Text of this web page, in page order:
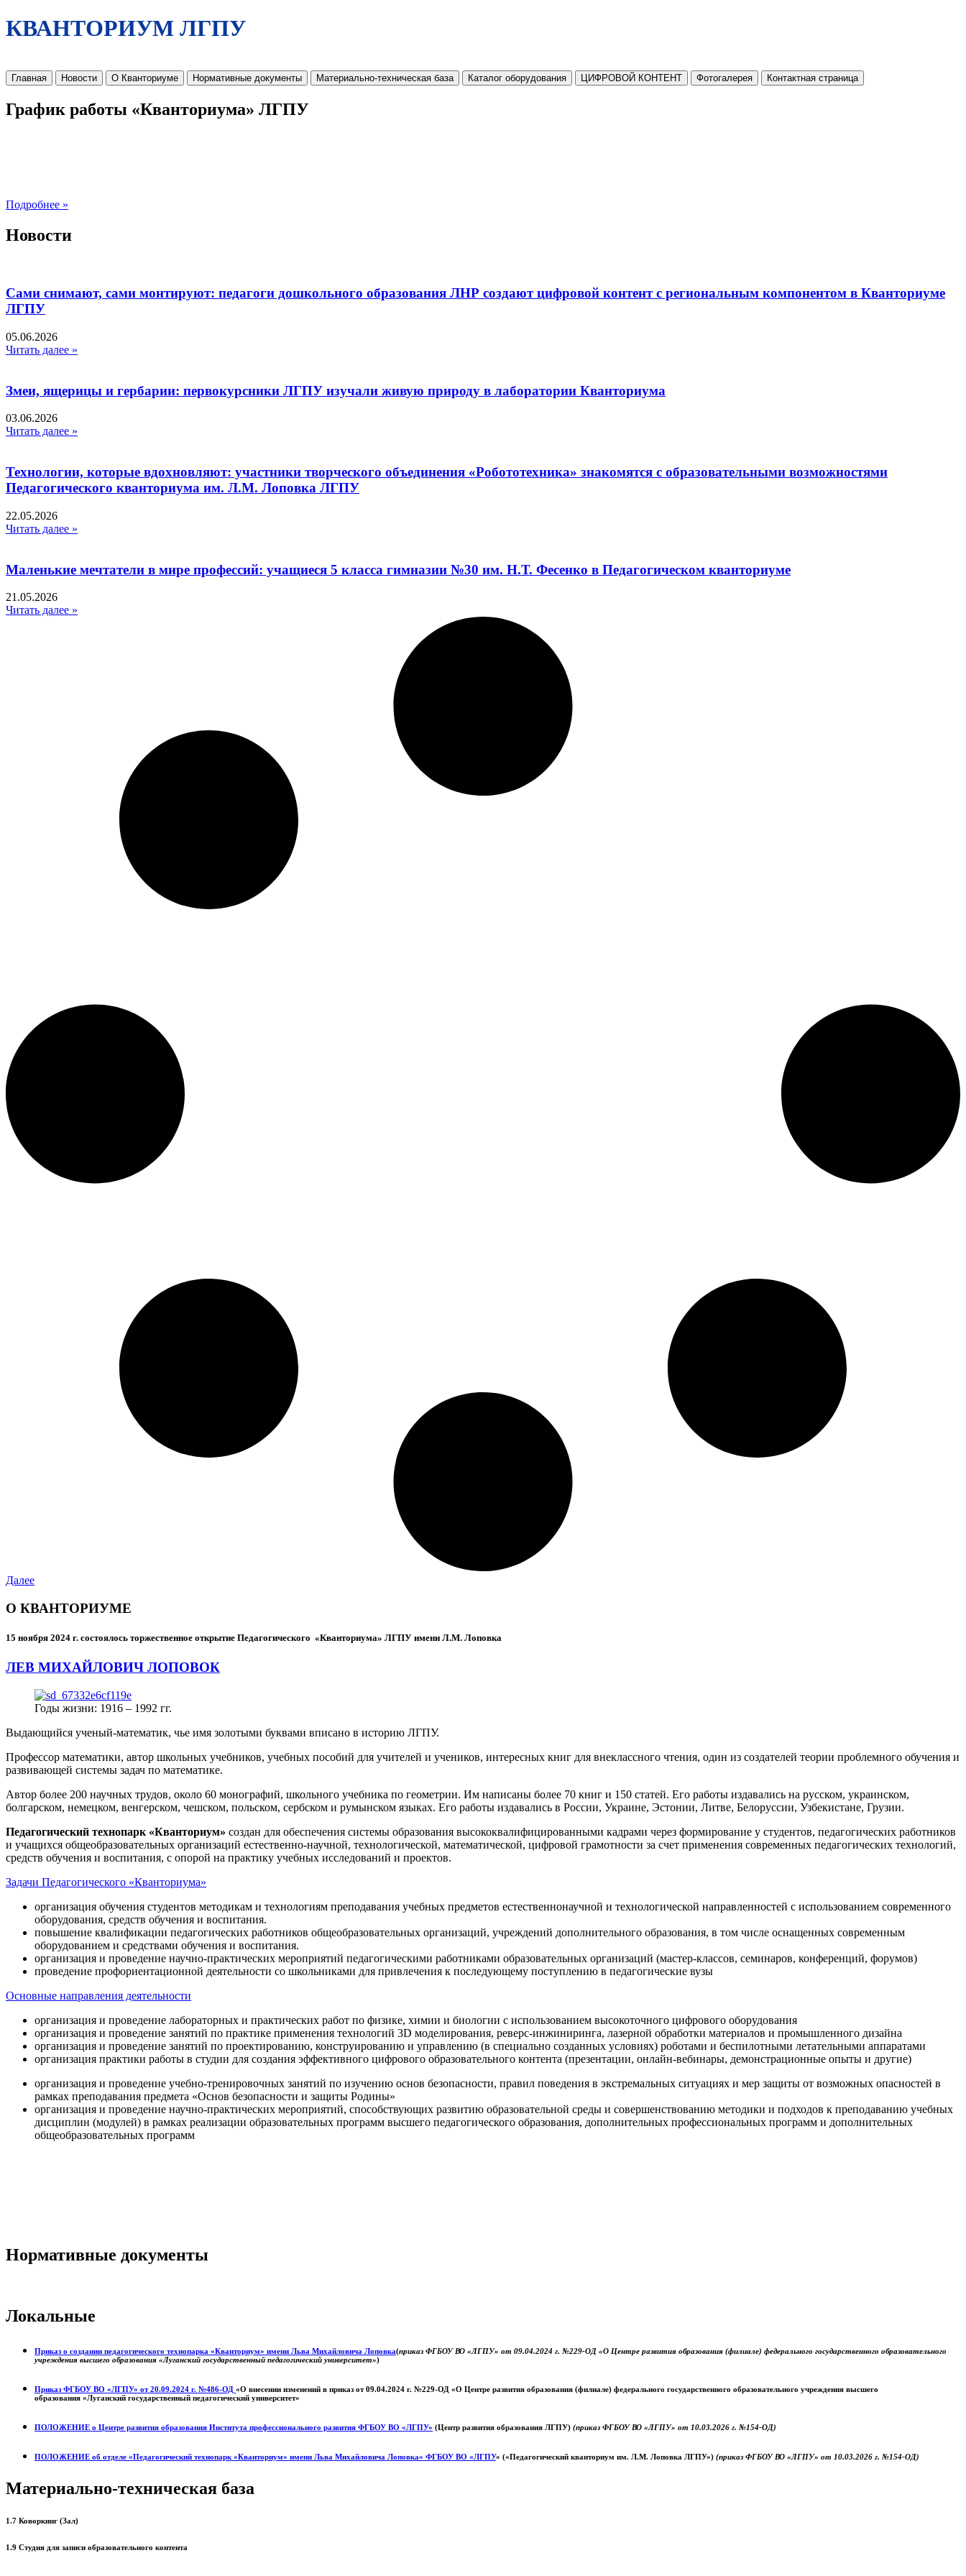
КВАНТОРИУМ ЛГПУ
Главная Новости О Кванториуме Нормативные документы Материально-техническая база Каталог оборудования ЦИФРОВОЙ КОНТЕНТ Фотогалерея Контактная страница
График работы «Кванториума» ЛГПУ
Подробнее »
Новости
Сами снимают, сами монтируют: педагоги дошкольного образования ЛНР создают цифровой контент с региональным компонентом в Кванториуме
ЛГПУ​
05.06.2026
Читать далее »
Змеи, ящерицы и гербарии: первокурсники ЛГПУ изучали живую природу в лаборатории Кванториума
03.06.2026
Читать далее »
Технологии, которые вдохновляют: участники творческого объединения «Робототехника» знакомятся с образовательными возможностями
Педагогического кванториума им. Л.М. Лоповка ЛГПУ
22.05.2026
Читать далее »
Маленькие мечтатели в мире профессий: учащиеся 5 класса гимназии №30 им. Н.Т. Фесенко в Педагогическом кванториуме
21.05.2026
Читать далее »
Далее
О КВАНТОРИУМЕ
15 ноября 2024 г. состоялось торжественное открытие Педагогического «Кванториума» ЛГПУ имени Л.М. Лоповка
ЛЕВ МИХАЙЛОВИЧ ЛОПОВОК
Годы жизни: 1916 – 1992 гг.
Выдающийся ученый-математик, чье имя золотыми буквами вписано в историю ЛГПУ.
Профессор математики, автор школьных учебников, учебных пособий для учителей и учеников, интересных книг для внеклассного чтения, один из создателей теории проблемного обучения и
развивающей системы задач по математике.
Автор более 200 научных трудов, около 60 монографий, школьного учебника по геометрии. Им написаны более 70 книг и 150 статей. Его работы издавались на русском, украинском,
болгарском, немецком, венгерском, чешском, польском, сербском и румынском языках. Его работы издавались в России, Украине, Эстонии, Литве, Белоруссии, Узбекистане, Грузии.
Педагогический технопарк «Кванториум» создан для обеспечения системы образования высококвалифицированными кадрами через формирование у студентов, педагогических работников
и учащихся общеобразовательных организаций естественно-научной, технологической, математической, цифровой грамотности за счет применения современных педагогических технологий,
средств обучения и воспитания, с опорой на практику учебных исследований и проектов.
Задачи Педагогического «Кванториума»
организация обучения студентов методикам и технологиям преподавания учебных предметов естественнонаучной и технологической направленностей с использованием современного
оборудования, средств обучения и воспитания.
повышение квалификации педагогических работников общеобразовательных организаций, учреждений дополнительного образования, в том числе оснащенных современным
оборудованием и средствами обучения и воспитания.
организация и проведение научно-практических мероприятий педагогическими работниками образовательных организаций (мастер-классов, семинаров, конференций, форумов)
проведение профориентационной деятельности со школьниками для привлечения к последующему поступлению в педагогические вузы
Основные направления деятельности
организация и проведение лабораторных и практических работ по физике, химии и биологии с использованием высокоточного цифрового оборудования
организация и проведение занятий по практике применения технологий 3D моделирования, реверс-инжиниринга, лазерной обработки материалов и промышленного дизайна
организация и проведение занятий по проектированию, конструированию и управлению (в специально созданных условиях) роботами и беспилотными летательными аппаратами
организация практики работы в студии для создания эффективного цифрового образовательного контента (презентации, онлайн-вебинары, демонстрационные опыты и другие)
организация и проведение учебно-тренировочных занятий по изучению основ безопасности, правил поведения в экстремальных ситуациях и мер защиты от возможных опасностей в
рамках преподавания предмета «Основ безопасности и защиты Родины»
организация и проведение научно-практических мероприятий, способствующих развитию образовательной среды и совершенствованию методики и подходов к преподаванию учебных
дисциплин (модулей) в рамках реализации образовательных программ высшего педагогического образования, дополнительных профессиональных программ и дополнительных
общеобразовательных программ
Нормативные документы
Локальные
Приказ о создании педагогического технопарка «Кванториум» имени Льва Михайловича Лоповка(приказ ФГБОУ ВО «ЛГПУ» от 09.04.2024 г. №229-ОД «О Центре развития образования (филиале) федерального государственного образовательного
учреждения высшего образования «Луганский государственный педагогический университет»)
Приказ ФГБОУ ВО «ЛГПУ» от 20.09.2024 г. №486-ОД «О внесении изменений в приказ от 09.04.2024 г. №229-ОД «О Центре развития образования (филиале) федерального государственного образовательного учреждения высшего
образования «Луганский государственный педагогический университет»
ПОЛОЖЕНИЕ о Центре развития образования Института профессионального развития ФГБОУ ВО «ЛГПУ» (Центр развития образования ЛГПУ) (приказ ФГБОУ ВО «ЛГПУ» от 10.03.2026 г. №154-ОД)
ПОЛОЖЕНИЕ об отделе «Педагогический технопарк «Кванториум» имени Льва Михайловича Лоповка» ФГБОУ ВО «ЛГПУ» («Педагогический кванториум им. Л.М. Лоповка ЛГПУ») (приказ ФГБОУ ВО «ЛГПУ» от 10.03.2026 г. №154-ОД)
Материально-техническая база
1.7 Коворкинг (Зал)
1.9 Студия для записи образовательного контента